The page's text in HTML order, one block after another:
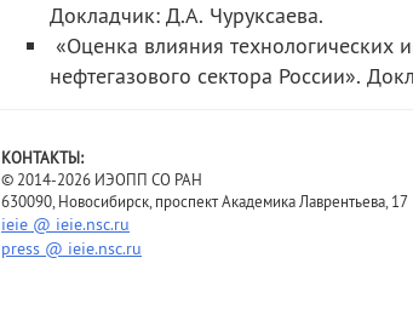
Докладчик: Д.А. Чуруксаева.
«Оценка влияния технологических
нефтегазового сектора России».
КОНТАКТЫ:
© 2014-2026 ИЭОПП СО РАН
630090, Новосибирск, проспект Академика Лаврентьева, 17
ieie @ ieie.nsc.ru
press @ ieie.nsc.ru